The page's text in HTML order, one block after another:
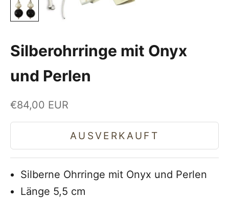
Silberohrringe mit Onyx
und Perlen
Angebot
€84,00 EUR
AUSVERKAUFT
Silberne Ohrringe mit Onyx und Perlen
Länge 5,5 cm